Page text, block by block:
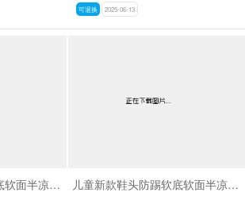
可退换 2025-06-13
儿童新款鞋头防踢软底软面半凉鞋SA111 儿童新款鞋头防踢软底软面半凉鞋SA111